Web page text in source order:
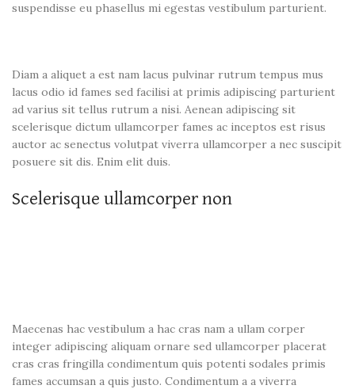
suspendisse eu phasellus mi egestas vestibulum parturient.
Diam a aliquet a est nam lacus pulvinar rutrum tempus mus
lacus odio id fames sed facilisi at primis adipiscing parturient
ad varius sit tellus rutrum a nisi. Aenean adipiscing sit
scelerisque dictum ullamcorper fames ac inceptos est risus
auctor ac senectus volutpat viverra ullamcorper a nec suscipit
posuere sit dis. Enim elit duis.
Scelerisque ullamcorper non
Maecenas hac vestibulum a hac cras nam a ullam corper
integer adipiscing aliquam ornare sed ullamcorper placerat
cras cras fringilla condimentum quis potenti sodales primis
fames accumsan a quis justo. Condimentum a a viverra